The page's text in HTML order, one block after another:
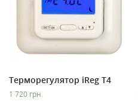
Терморегулятор iReg T4
1 720 грн.